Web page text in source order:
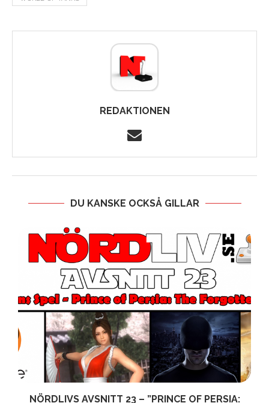
REDAKTIONEN
DU KANSKE OCKSÅ GILLAR
NÖRDLIVS AVSNITT 23 – ”PRINCE OF PERSIA: